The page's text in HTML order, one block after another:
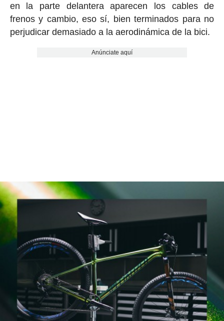
en la parte delantera aparecen los cables de
frenos y cambio, eso sí, bien terminados para no
perjudicar demasiado a la aerodinámica de la bici.
Anúnciate aquí